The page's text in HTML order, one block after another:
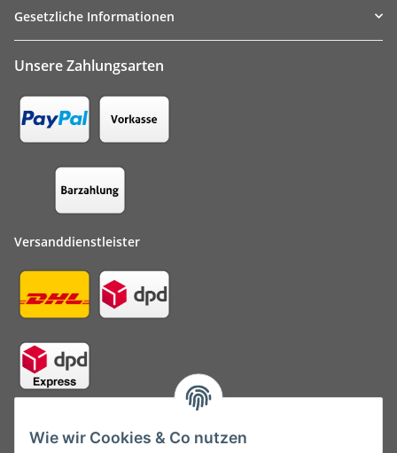
Wie wir Cookies & Co nutzen
Gesetzliche Informationen
Unsere Zahlungsarten
Versanddienstleister
info@top-barf.de